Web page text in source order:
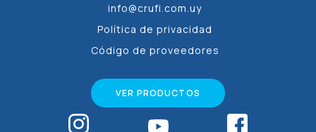
info@crufi.com.uy
Política de privacidad
Código de proveedores
VER PRODUCTOS